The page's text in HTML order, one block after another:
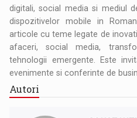
digitali, social media si mediul
dispozitivelor mobile in
articole cu teme legate de
afaceri, social media,
tehnologii emergente. Este
evenimente si conferinte de
Autori